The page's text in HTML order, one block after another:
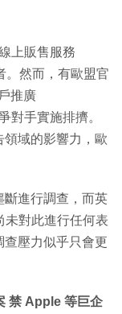
上販售服務
。然而，有歐盟官
推廣
對手實施排擠。
域的影響力，歐
斷進行調查，而英
未對此進行任何表
壓力似乎只會更
禁 Apple 等巨企